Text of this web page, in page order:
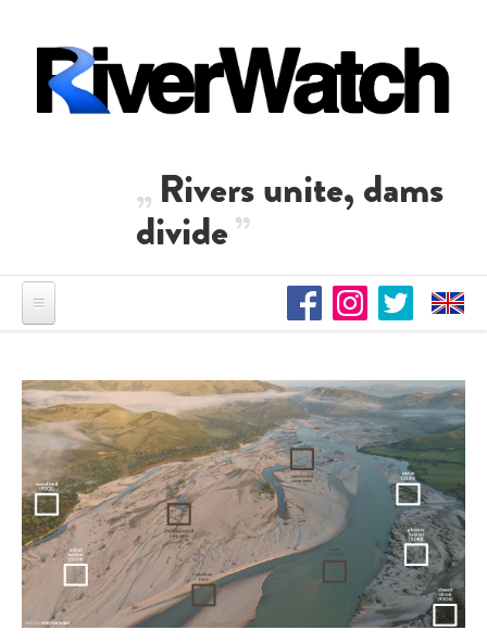
Rivers unite, dams
divide